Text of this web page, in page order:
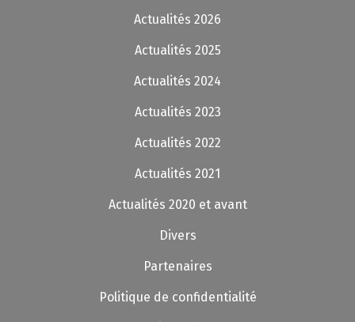
Actualités 2026
Actualités 2025
Actualités 2024
Actualités 2023
Actualités 2022
Actualités 2021
Actualités 2020 et avant
Divers
Partenaires
Politique de confidentialité